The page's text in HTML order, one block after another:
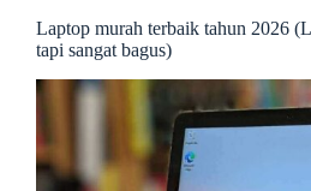
Laptop murah terbaik tahun 2026
tapi sangat bagus)